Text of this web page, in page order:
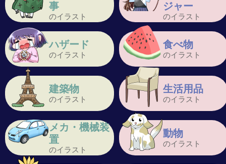
事
のイラスト
ジャー
のイラスト
ハザード
のイラスト
食べ物
のイラスト
建築物
のイラスト
生活用品
のイラスト
メカ・機械装
置
のイラスト
動物
のイラスト